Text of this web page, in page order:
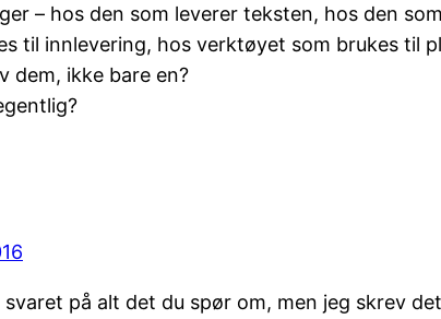
– hos den som leverer teksten, hos den
til innlevering, hos verktøyet som brukes til
dem, ikke bare en?
på alt det du spør om, men jeg skrev